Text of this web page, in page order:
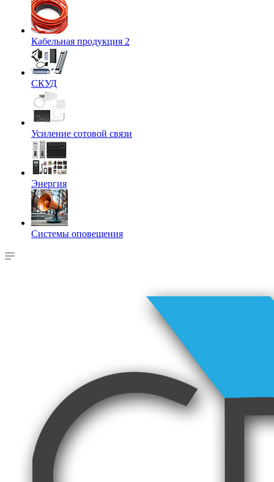
Кабельная продукция 2
СКУД
Усиление сотовой связи
Энергия
Системы оповещения